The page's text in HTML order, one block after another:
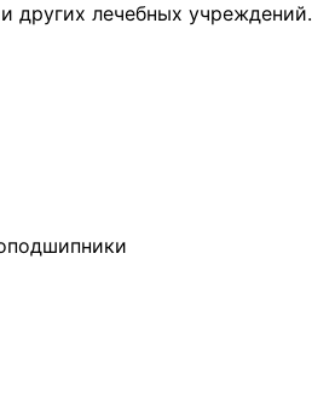
других лечебных учреждений.